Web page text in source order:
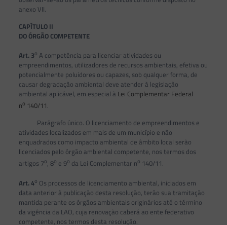
anexo VII.
CAPÍTULO II
DO ÓRGÃO COMPETENTE
Art. 3o A competência para licenciar atividades ou
empreendimentos, utilizadores de recursos ambientais, efetiva ou
potencialmente poluidores ou capazes, sob qualquer forma, de
causar degradação ambiental deve atender à legislação
ambiental aplicável, em especial à Lei Complementar Federal
no 140/11.
Parágrafo único. O licenciamento de empreendimentos e
atividades localizados em mais de um município e não
enquadrados como impacto ambiental de âmbito local serão
licenciados pelo órgão ambiental competente, nos termos dos
artigos 7o, 8o e 9o da Lei Complementar no 140/11.
Art.4o Os processos de licenciamento ambiental, iniciados em
data anterior à publicação desta resolução, terão sua tramitação
mantida perante os órgãos ambientais originários até o término
da vigência da LAO, cuja renovação caberá ao ente federativo
competente, nos termos desta resolução.